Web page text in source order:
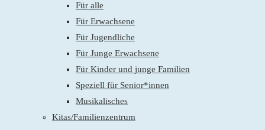
Für alle
Für Erwachsene
Für Jugendliche
Für Junge Erwachsene
Für Kinder und junge Familien
Speziell für Senior*innen
Musikalisches
Kitas/Familienzentrum